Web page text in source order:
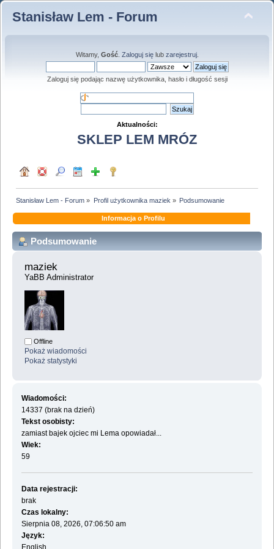
Stanisław Lem - Forum
Witamy, Gość. Zaloguj sięlub zarejestruj.
Zaloguj się podając nazwę użytkownika, hasło i długość sesji
Aktualności:
SKLEP LEM MRÓZ
Stanisław Lem - Forum » Profil użytkownika maziek » Podsumowanie
Informacja o Profilu
Podsumowanie
maziek
YaBB Administrator
Offline
Pokaż wiadomości
Pokaż statystyki
Wiadomości:
14337 (brak na dzień)
Tekst osobisty:
zamiast bajek ojciec mi Lema opowiadał...
Wiek:
59
Data rejestracji:
brak
Czas lokalny:
Sierpnia 08, 2026, 07:06:50 am
Język:
English